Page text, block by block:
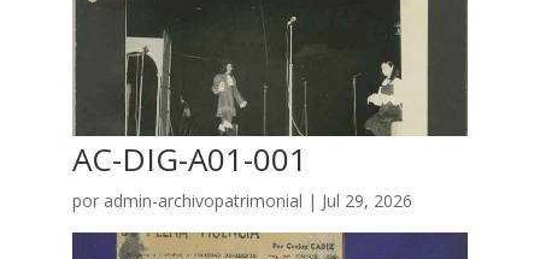
AC-DIG-A01-001
por admin-archivopatrimonial | Jul 29, 2026